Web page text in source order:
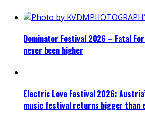
Dominator Festival 2026 – Fatal
never been higher
Electric Love Festival 2026:
music festival returns bigger than